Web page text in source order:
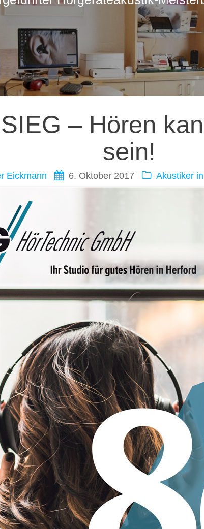
– Hören
sein!
Eickmann 6. Oktober 2017 Akustiker in